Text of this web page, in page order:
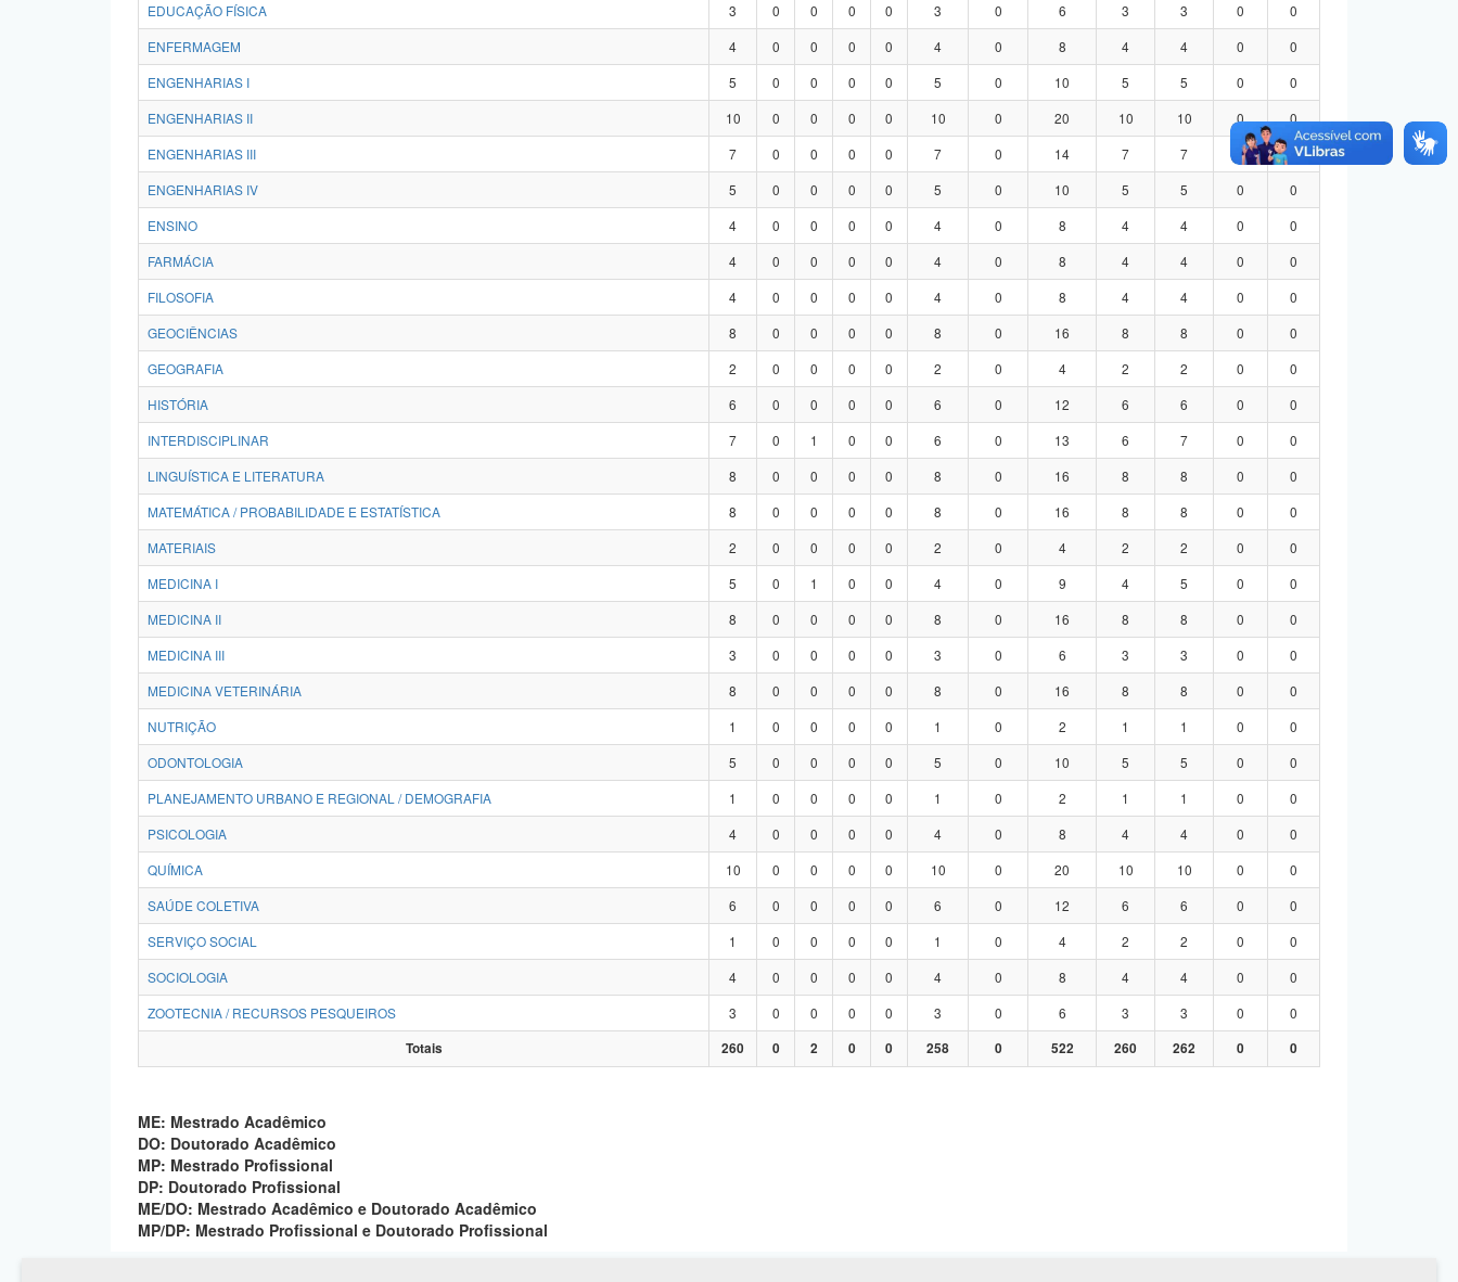
EDUCAÇÃO FÍSICA
3 0 0 0 0 3 0 6 3 3 0
0
ENFERMAGEM
4 0 0 0 0 4 0 8 4 4 0
0
ENGENHARIAS I
5 0 0 0 0 5 0 10 5 5 0
0
ENGENHARIAS II
10 0 0 0 0 10 0 20 10 10 0
0
ENGENHARIAS III
7 0 0 0 0 7 0 14 7 7 0
0
ENGENHARIAS IV
5 0 0 0 0 5 0 10 5 5 0
0
ENSINO
4 0 0 0 0 4 0 8 4 4 0
0
FARMÁCIA
4 0 0 0 0 4 0 8 4 4 0
0
FILOSOFIA
4 0 0 0 0 4 0 8 4 4 0
0
GEOCIÊNCIAS
8 0 0 0 0 8 0 16 8 8 0
0
GEOGRAFIA
2 0 0 0 0 2 0 4 2 2 0
0
HISTÓRIA
6 0 0 0 0 6 0 12 6 6 0
0
INTERDISCIPLINAR
7 0 1 0 0 6 0 13 6 7 0
0
LINGUÍSTICA E LITERATURA
8 0 0 0 0 8 0 16 8 8 0
0
MATEMÁTICA / PROBABILIDADE E ESTATÍSTICA
8 0 0 0 0 8 0 16 8 8 0
0
MATERIAIS
2 0 0 0 0 2 0 4 2 2 0
0
MEDICINA I
5 0 1 0 0 4 0 9 4 5 0
0
MEDICINA II
8 0 0 0 0 8 0 16 8 8 0
0
MEDICINA III
3 0 0 0 0 3 0 6 3 3 0
0
MEDICINA VETERINÁRIA
8 0 0 0 0 8 0 16 8 8 0
0
NUTRIÇÃO
1 0 0 0 0 1 0 2 1 1 0
0
ODONTOLOGIA
5 0 0 0 0 5 0 10 5 5 0
0
PLANEJAMENTO URBANO E REGIONAL / DEMOGRAFIA
1 0 0 0 0 1 0 2 1 1 0
0
PSICOLOGIA
4 0 0 0 0 4 0 8 4 4 0
0
QUÍMICA
10 0 0 0 0 10 0 20 10 10 0
0
SAÚDE COLETIVA
6 0 0 0 0 6 0 12 6 6 0
0
SERVIÇO SOCIAL
1 0 0 0 0 1 0 4 2 2 0
0
SOCIOLOGIA
4 0 0 0 0 4 0 8 4 4 0
0
ZOOTECNIA / RECURSOS PESQUEIROS
3 0 0 0 0 3 0 6 3 3 0
0
Totais
260 0 2 0 0 258 0 522 260 262 0 0
ME: Mestrado Acadêmico
DO: Doutorado Acadêmico
MP: Mestrado Profissional
DP: Doutorado Profissional
ME/DO: Mestrado Acadêmico e Doutorado Acadêmico
MP/DP: Mestrado Profissional e Doutorado Profissional